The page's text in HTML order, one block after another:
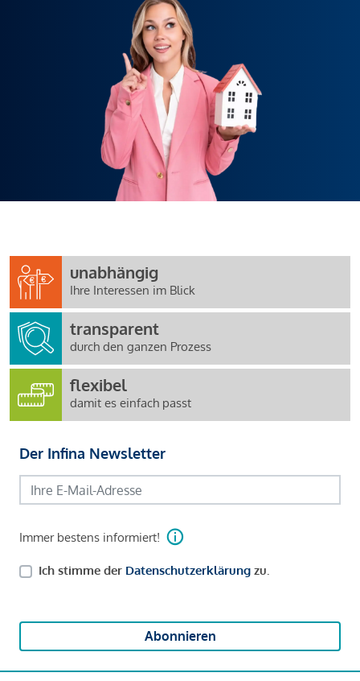
unabhängig
Ihre Interessen im Blick
transparent
durch den ganzen Prozess
flexibel
damit es einfach passt
Der Infina Newsletter
Immer bestens informiert!
Ich stimme der Datenschutzerklärung zu.
Abonnieren